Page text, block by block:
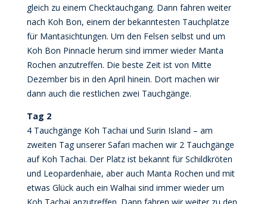
gleich zu einem Checktauchgang. Dann fahren weiter
nach Koh Bon, einem der bekanntesten Tauchplätze
für Mantasichtungen. Um den Felsen selbst und um
Koh Bon Pinnacle herum sind immer wieder Manta
Rochen anzutreffen. Die beste Zeit ist von Mitte
Dezember bis in den April hinein. Dort machen wir
dann auch die restlichen zwei Tauchgänge.
Tag 2
4 Tauchgänge Koh Tachai und Surin Island – am
zweiten Tag unserer Safari machen wir 2 Tauchgänge
auf Koh Tachai. Der Platz ist bekannt für Schildkröten
und Leopardenhaie, aber auch Manta Rochen und mit
etwas Glück auch ein Walhai sind immer wieder um